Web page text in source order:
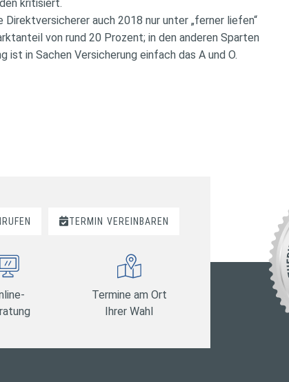
kritisiert.
auch 2018 nur unter „ferner liefen“
von rund 20 Prozent; in den anderen Sparten
in Sachen Versicherung einfach das A und O.
TERMIN VEREINBAREN
Termine am Ort
Ihrer Wahl